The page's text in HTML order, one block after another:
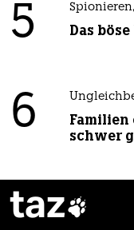
5 Das
6
Familien
schwer
taz